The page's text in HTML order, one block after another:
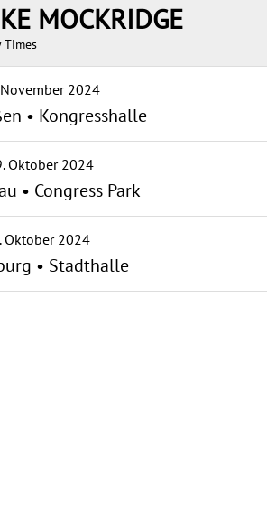
MOCKRIDGE
Times
November 2024
• Kongresshalle
Oktober 2024
• Congress Park
Oktober 2024
• Stadthalle